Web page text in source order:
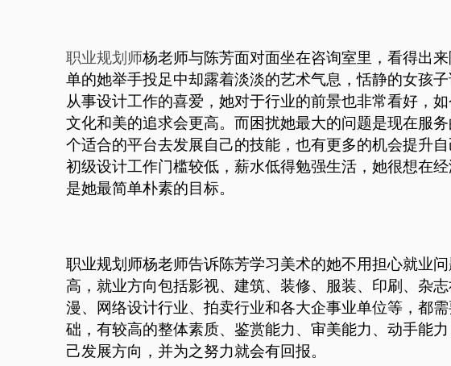
职业规划师杨老师与陈芳面对面坐在咨询室里，看得出
单的她举手投足中却露着淡淡的艺术气息，恬静的女孩
从事设计工作的喜爱，她对于行业的前景也非常看好，
文化和美的追求会更高。而困扰她最大的问题是现在服
个适合的平台去发展自己的技能，也有更多的机会提升
初级设计工作门槛较低，薪水低得勉强生活，她很想在
是她最简单朴素的目标。
职业规划师杨老师告诉陈芳学习美术的她不用担心就业
高，就业方向包括影视、建筑、装修、服装、印刷、杂
漫、网络设计行业、拍卖行业和各大企事业单位等，都
础，有较高的整体素质、鉴赏能力、审美能力、动手能
己发展方向，并为之努力就会有回报。